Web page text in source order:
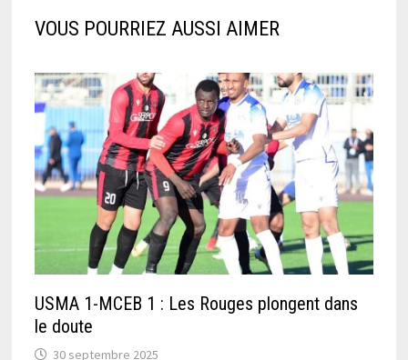
VOUS POURRIEZ AUSSI AIMER
USMA 1-MCEB 1 : Les Rouges plongent dans
le doute
30 septembre 2025